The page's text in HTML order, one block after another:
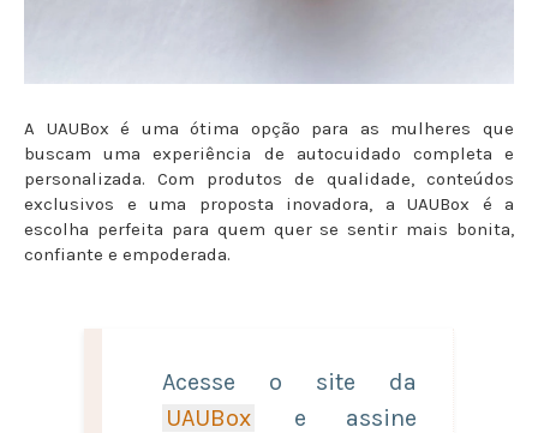
A UAUBox é uma ótima opção para as mulheres que
buscam uma experiência de autocuidado completa e
personalizada. Com produtos de qualidade, conteúdos
exclusivos e uma proposta inovadora, a UAUBox é a
escolha perfeita para quem quer se sentir mais bonita,
confiante e empoderada.
Acesse o site da
UAUBox
e assine